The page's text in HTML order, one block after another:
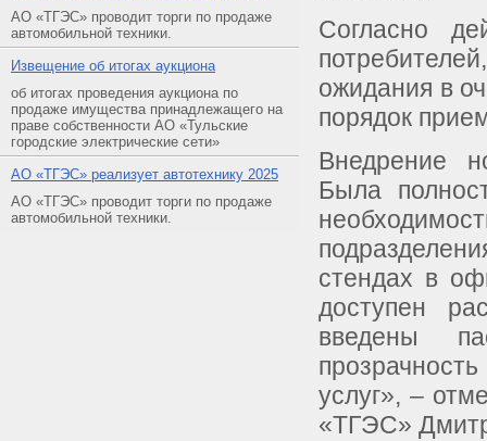
АО «ТГЭС» проводит торги по продаже
автомобильной техники.
Извещение об итогах аукциона
об итогах проведения аукциона по
продаже имущества принадлежащего на
праве собственности АО «Тульские
городские электрические сети»
АO «ТГЭС» реализует автотехнику 2025
АО «ТГЭС» проводит торги по продаже
автомобильной техники.
Согласно
ожидания в
порядок
Внедрение
Была
стендах в
доступен
введены
услуг», –
«ТГЭС»